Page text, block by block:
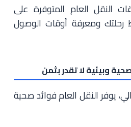
النقل العام المتوفرة على
رحلتك ومعرفة أوقات الوصول
وبيئية لا تقدر بثمن
يوفر النقل العام فوائد صحية